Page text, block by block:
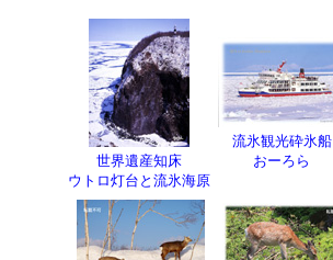
世界遺産知床
ウトロ灯台と流氷海原
流氷観光砕氷船
おーろら